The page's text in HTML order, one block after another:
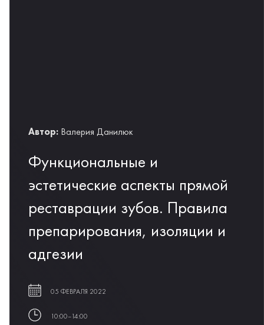
Автор: Валерия Данилюк
Функциональные и
эстетические аспекты прямой
реставрации зубов. Правила
препарирования, изоляции и
адгезии
05 ФЕВРАЛЯ 2022
10:00–14:00